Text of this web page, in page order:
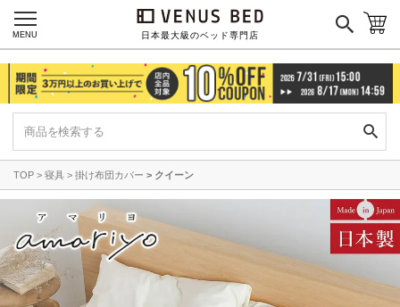
日本最大級のベッド専門店
MENU
TOP 寝具 掛け布団カバー クイーン